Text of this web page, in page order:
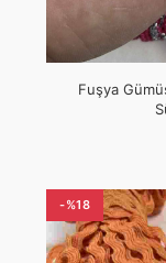
Fuşya
-%18